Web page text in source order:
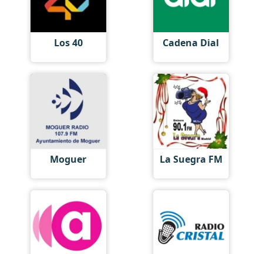
Los 40 Cadena Dial
Moguer La Suegra FM